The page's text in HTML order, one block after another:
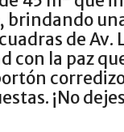
de
la paz
¡No